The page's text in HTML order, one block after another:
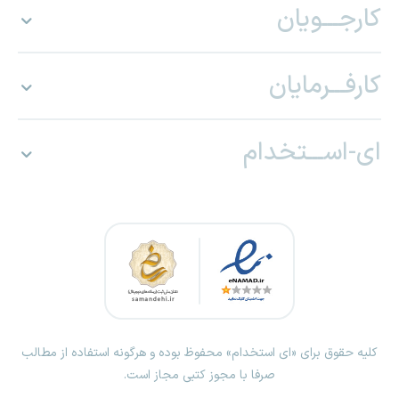
کارجـــویان
کارفـــرمایان
ای-اســـتخدام
کلیه حقوق برای «ای استخدام» محفوظ بوده و هرگونه استفاده از مطالب
صرفا با مجوز کتبی مجاز است.